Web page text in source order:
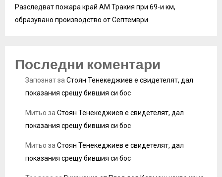
Разследват пожара край АМ Тракия при 69-и км,
образувано производство от Септември
Последни коментари
Запознатза Стоян Тенекеджиев е свидетелят, дал
показания срещу бившия си бос
Митьо за Стоян Тенекеджиев е свидетелят, дал
показания срещу бившия си бос
Митьо за Стоян Тенекеджиев е свидетелят, дал
показания срещу бившия си бос